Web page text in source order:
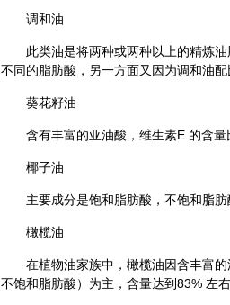
调和油
此类油是将两种或两种以上的精炼
不同的脂肪酸，另一方面又因为调和油
葵花籽油
含有丰富的亚油酸，维生素E 的含
椰子油
主要成分是饱和脂肪酸，不饱和脂
橄榄油
在植物油家族中，橄榄油因含丰富
不饱和脂肪酸）为主，含量达到83% 左